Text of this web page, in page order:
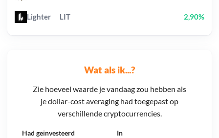
Wat als ik...?
Zie hoeveel waarde je vandaag zou hebben als
je dollar-cost averaging had toegepast op
verschillende cryptocurrencies.
Had geïnvesteerd In
Lighter LIT 2,90%